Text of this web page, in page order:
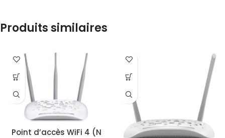
Produits similaires
Point d’accès WiFi 4 (N